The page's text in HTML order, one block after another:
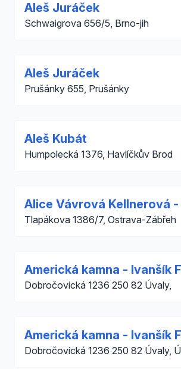
Aleš Juráček
Schwaigrova 656/5, Brno-jih
Aleš Juráček
Prušánky 655, Prušánky
Aleš Kubát
Humpolecká 1376, Havlíčkův Brod
Alice Vávrová Kellnerová
Tlapákova 1386/7, Ostrava-Zábřeh
Americká kamna - Ivanšík
Dobročovická 1236 250 82 Úvaly,
Americká kamna - Ivanšík
Dobročovická 1236 250 82 Úvaly,